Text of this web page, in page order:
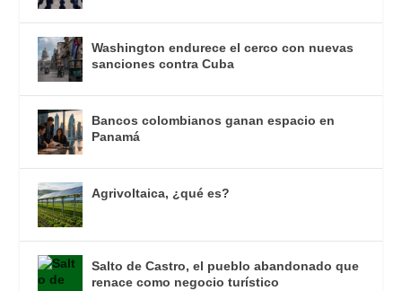
Washington endurece el cerco con nuevas
sanciones contra Cuba
Bancos colombianos ganan espacio en
Panamá
Agrivoltaica, ¿qué es?
Salto de Castro, el pueblo abandonado que
renace como negocio turístico